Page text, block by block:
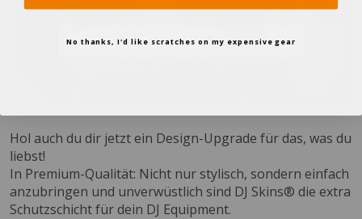
Hol auch du dir jetzt ein Design-Upgrade für das, was du
liebst!
In Premium-Qualität: Nicht nur stylisch, sondern einfach
anzubringen und unverwüstlich sind DJ Skins® die extra
Schutzschicht für dein DJ Equipment.
No thanks, I'd like scratches on my expensive gear